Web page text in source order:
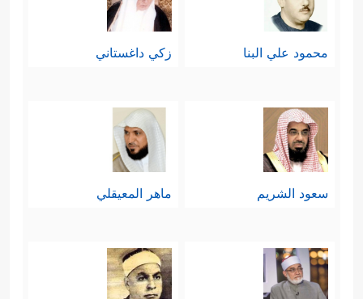
محمود علي البنا زكي داغستاني
سعود الشريم ماهر المعيقلي